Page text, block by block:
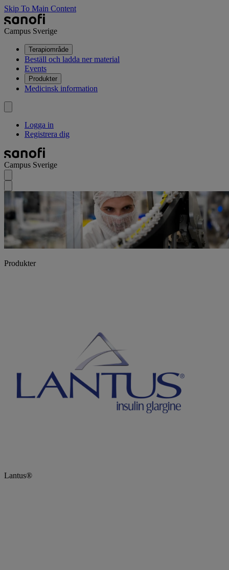
Skip To Main Content
Campus Sverige
Terapiområde
Beställ och ladda ner material
Events
Produkter
Medicinsk information
Logga in
Registrera dig
Campus Sverige
Produkter
Lantus®